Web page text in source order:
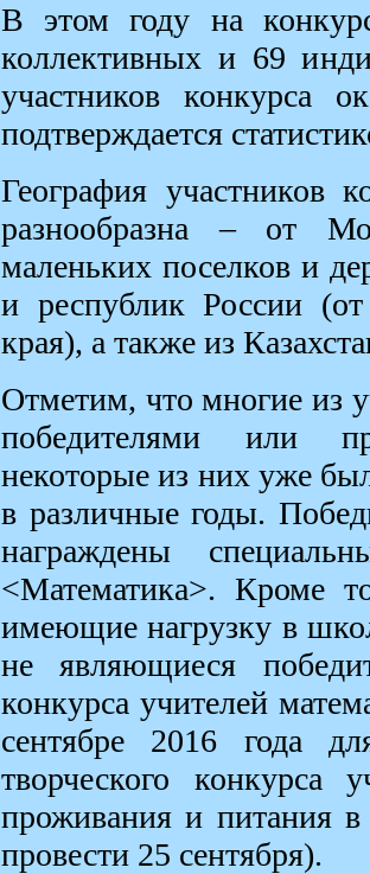
В этом году на
коллективных и 69
участников конкурса
подтверждается
География участников
разнообразна – от
маленьких поселков и
и республик России
края), а также из
Отметим, что многие из
победителями или
некоторые из них уже
в различные годы.
награждены
<Математика>. Кроме
имеющие нагрузку в
не являющиеся
конкурса учителей
сентябре 2016 года
творческого конкурса
проживания и питания в
провести 25 сентября).